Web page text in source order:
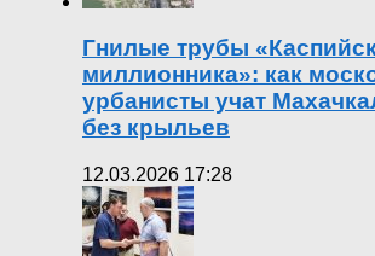
Гнилые трубы
миллионника»: как
урбанисты учат
без крыльев
12.03.2026 17:28